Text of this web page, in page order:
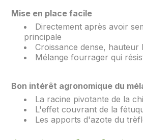
Mise en place facile
Directement après avoir
principale
Croissance dense, hauteur
Mélange fourrager qui
Bon intérêt agronomique du
La racine pivotante de la
L'effet couvrant de la
Les apports d'azote du